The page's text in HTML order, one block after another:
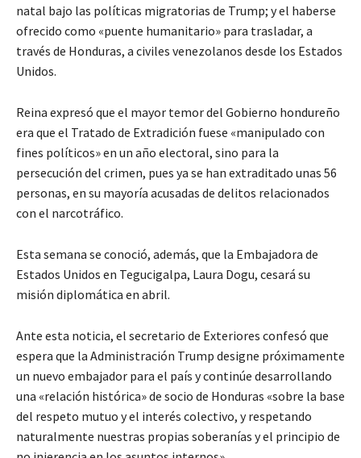
natal bajo las políticas migratorias de Trump; y el haberse
ofrecido como «puente humanitario» para trasladar, a
través de Honduras, a civiles venezolanos desde los Estados
Unidos.
Reina expresó que el mayor temor del Gobierno hondureño
era que el Tratado de Extradición fuese «manipulado con
fines políticos» en un año electoral, sino para la
persecución del crimen, pues ya se han extraditado unas 56
personas, en su mayoría acusadas de delitos relacionados
con el narcotráfico.
Esta semana se conoció, además, que la Embajadora de
Estados Unidos en Tegucigalpa, Laura Dogu, cesará su
misión diplomática en abril.
Ante esta noticia, el secretario de Exteriores confesó que
espera que la Administración Trump designe próximamente
un nuevo embajador para el país y continúe desarrollando
una «relación histórica» de socio de Honduras «sobre la base
del respeto mutuo y el interés colectivo, y respetando
naturalmente nuestras propias soberanías y el principio de